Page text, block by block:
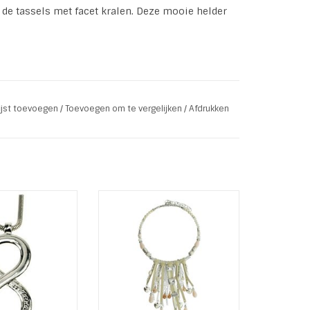
tassels met facet kralen. Deze mooie helder
toevoegen /Toevoegen om te vergelijken /Afdrukken
Infinity met tekst
: Rhodium
4 mm
ketting : 83 cm
hanger)
8 x 3.4 cm
WINKELWAGEN
Korte trendy spang ketting met
kralen en leer hangers van A-
TOEVOEGEN AAN WINKELWAGEN